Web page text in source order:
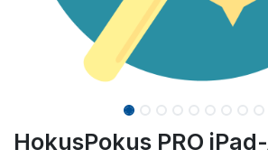
HokusPokus PRO